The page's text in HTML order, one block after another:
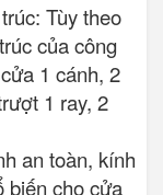
Tùy theo
của công
1 cánh, 2
1 ray, 2
an toàn, kính
cho cửa